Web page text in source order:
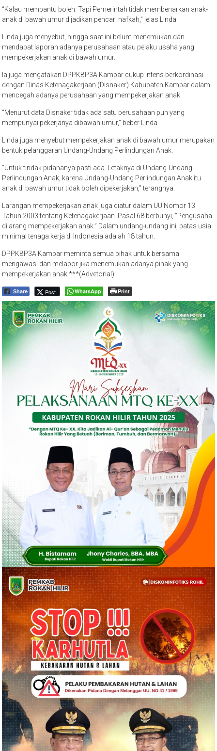
“Kalau membantu boleh. Tapi Pemerintah tidak membenarkan anak-
anak di bawah umur dijadikan pencari nafkah,” jelas Linda.
Linda juga menyebut, hingga saat ini belum menemukan dan
mendapat laporan adanya perusahaan atau pelaku usaha yang
mempekerjakan anak di bawah umur.
Ia juga mengatakan DPPKBP3A Kampar cukup intens berkordinasi
dengan Dinas Ketenagakerjaan (Disnaker) Kabupaten Kampar dalam
mencegah adanya perusahaan yang mempekerjakan anak.
“Menurut data Disnaker tidak ada satu perusahaan pun yang
mempunyai pekerjanya dibawah umur,” beber Linda.
Linda juga menyebut mempekerjakan anak di bawah umur merupakan
bentuk pelanggaran Undang-Undang Perlindungan Anak.
“Untuk tindak pidananya pasti ada. Letaknya di Undang-Undang
Perlindungan Anak, karena Undang-Undang Perlindungan Anak itu
anak di bawah umur tidak boleh dipekerjakan,” terangnya.
Larangan mempekerjakan anak juga diatur dalam UU Nomor 13
Tahun 2003 tentang Ketenagakerjaan. Pasal 68 berbunyi, “Pengusaha
dilarang mempekerjakan anak.” Dalam undang-undang ini, batas usia
minimal tenaga kerja di Indonesia adalah 18 tahun.
DPPKBP3A Kampar meminta semua pihak untuk bersama
mengawasi dan melapor jika menemukan adanya pihak yang
mempekerjakan anak.***(Advetorial)
Share Post WhatsApp Print